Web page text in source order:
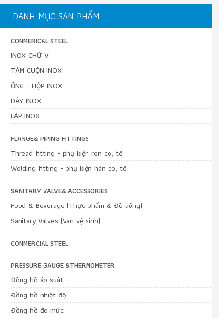
DANH MỤC SẢN PHẨM
COMMERICAL STEEL
INOX CHỮ V
TẤM CUỘN INOX
ỐNG - HỘP INOX
DÂY INOX
LÁP INOX
FLANGE& PIPING FITTINGS
Thread fitting - phụ kiện ren co, tê
Welding fitting - phụ kiện hàn co, tê
SANITARY VALVE& ACCESSORIES
Food & Beverage (Thực phẩm & Đồ uống)
Sanitary Valves (Van vệ sinh)
COMMERCIAL STEEL
PRESSURE GAUGE &THERMOMETER
Đồng hồ áp suất
Đồng hồ nhiệt độ
Đồng hồ đo mức